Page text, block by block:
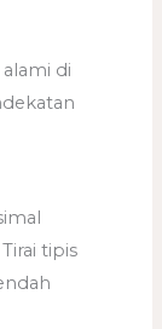
di
tipis